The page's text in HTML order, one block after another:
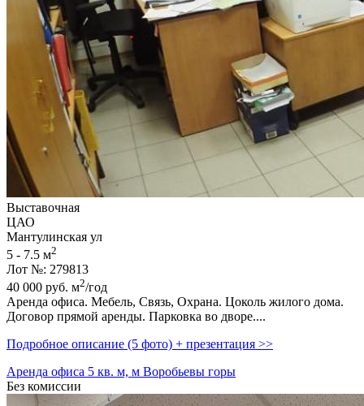
Выставочная
ЦАО
Мантулинская ул
5 - 7.5 м2
Лот №: 279813
40 000 руб. м2/год
Аренда офиса. Мебель,­ Связь,­ Охрана. Цоколь жилого дома.
Договор прямой аренды. Парковка во дворе....
Подробное описание (5 фото) + презентация >>
Аренда офиса 5 кв. м, м Воробьевы горы
Без комиссии